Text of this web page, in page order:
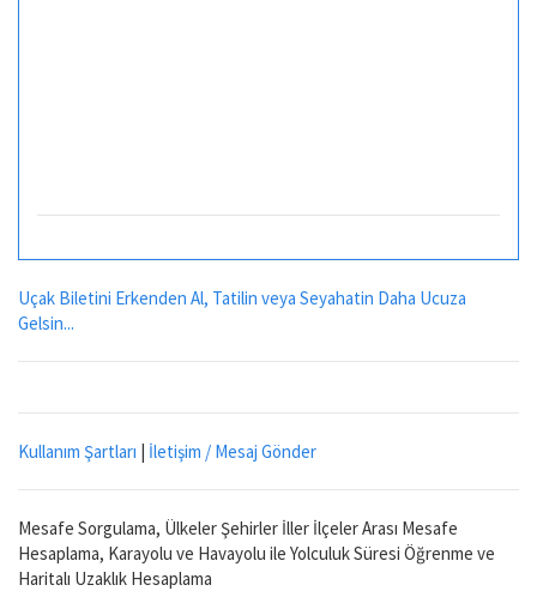
Uçak Biletini Erkenden Al, Tatilin veya Seyahatin Daha Ucuza
Gelsin...
Kullanım Şartları | İletişim / Mesaj Gönder
Mesafe Sorgulama, Ülkeler Şehirler İller İlçeler Arası Mesafe
Hesaplama, Karayolu ve Havayolu ile Yolculuk Süresi Öğrenme ve
Haritalı Uzaklık Hesaplama